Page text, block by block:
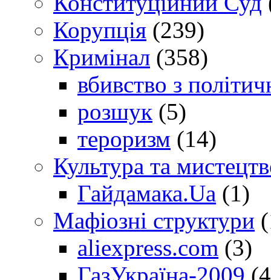
Корупція (239)
Кримінал (358)
вбивство з
розшук (5)
тероризм (14)
Культура та
Гайдамака.Ua (1)
Мафіозні структури
aliexpress.com (3)
ГазУкраїна-2009